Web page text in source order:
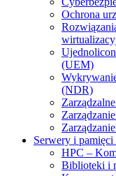
Ochrona
(UEM)
(NDR)
Serwery i pamięci
HPC –
Biblioteki i